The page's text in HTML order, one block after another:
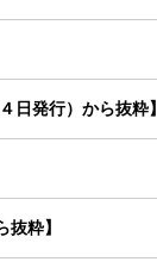
日発行）から抜粋】
粋】